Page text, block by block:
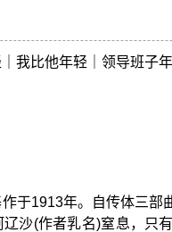
我比他年轻｜领导班子
于1913年。自传体三部
沙(作者乳名)窒息，只